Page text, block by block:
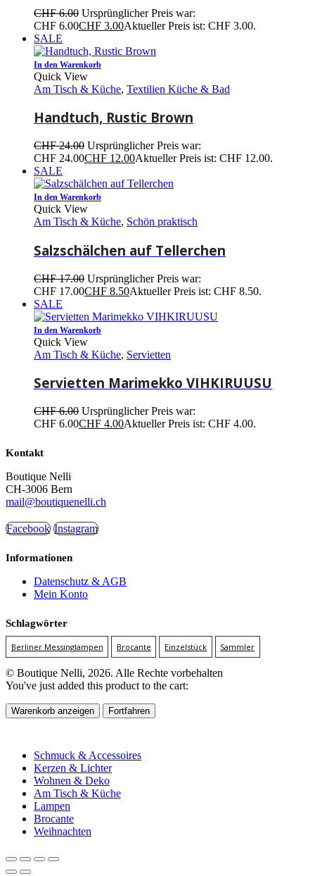
CHF6.00 Ursprünglicher Preis war:
CHF 6.00CHF 3.00Aktueller Preis ist: CHF 3.00.
SALE
In den Warenkorb
Quick View
Am Tisch & Küche, Textilien Küche & Bad
Handtuch, Rustic Brown
CHF24.00 Ursprünglicher Preis war:
CHF 24.00CHF 12.00Aktueller Preis ist: CHF 12.00.
SALE
In den Warenkorb
Quick View
Am Tisch & Küche, Schön praktisch
Salzschälchen auf Tellerchen
CHF17.00 Ursprünglicher Preis war:
CHF 17.00CHF 8.50Aktueller Preis ist: CHF 8.50.
SALE
In den Warenkorb
Quick View
Am Tisch & Küche, Servietten
Servietten Marimekko VIHKIRUUSU
CHF6.00 Ursprünglicher Preis war:
CHF 6.00CHF 4.00Aktueller Preis ist: CHF 4.00.
Kontakt
Boutique Nelli
CH-3006 Bern
mail@boutiquenelli.ch
Facebook Instagram
Informationen
Datenschutz & AGB
Mein Konto
Schlagwörter
Berliner Messinglampen Brocante Einzelstück Sammler
© Boutique Nelli, 2026. Alle Rechte vorbehalten
You've just added this product to the cart:
Warenkorb anzeigen Fortfahren
Schmuck & Accessoires
Kerzen & Lichter
Wohnen & Deko
Am Tisch & Küche
Lampen
Brocante
Weihnachten